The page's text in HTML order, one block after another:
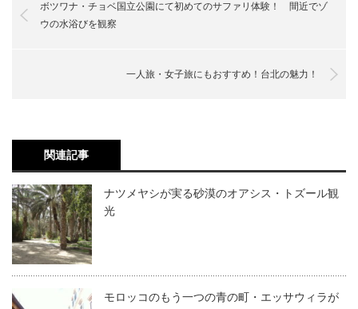
ボツワナ・チョベ国立公園にて初めてのサファリ体験！ 間近でゾ
ウの水浴びを観察
一人旅・女子旅にもおすすめ！台北の魅力！
関連記事
ナツメヤシが実る砂漠のオアシス・トズール観
光
モロッコのもう一つの青の町・エッサウィラが